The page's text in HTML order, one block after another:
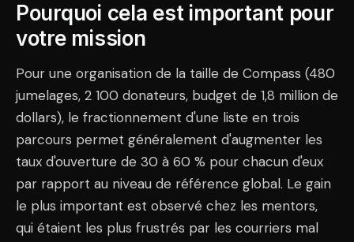
Pourquoi cela est important pour
votre mission
Pour une organisation de la taille de Compass (480
jumelages, 2 100 donateurs, budget de 1,8 million de
dollars), le fractionnement d'une liste en trois
parcours permet généralement d'augmenter les
taux d'ouverture de 30 à 60 % pour chacun d'eux
par rapport au niveau de référence global. Le gain
le plus important est observé chez les mentors,
qui étaient les plus frustrés par les courriers mal